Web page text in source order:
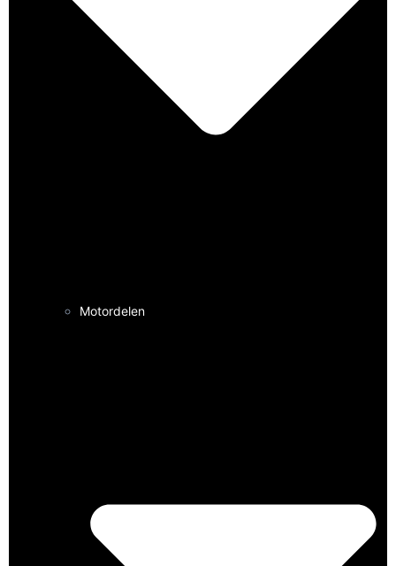
Motordelen